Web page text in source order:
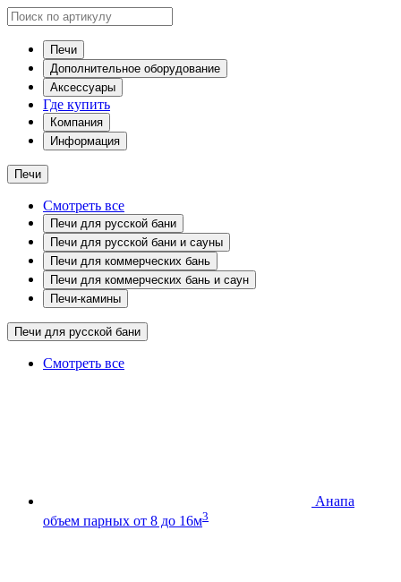
Печи
Дополнительное оборудование
Аксессуары
Где купить
Компания
Информация
Печи
Смотреть все
Печи для русской бани
Печи для русской бани и сауны
Печи для коммерческих бань
Печи для коммерческих бань и саун
Печи-камины
Печи для русской бани
Смотреть все
Анапа
объем парных от 8 до 16м3